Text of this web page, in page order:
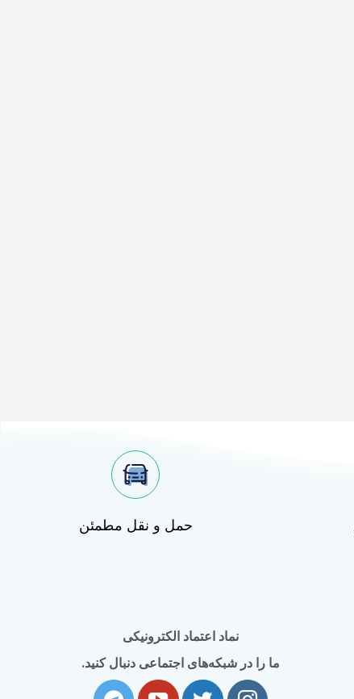
حمل و نقل مطمئن
نماد اعتماد الکترونیکی
ما را در شبکه‌های اجتماعی دنبال کنید.